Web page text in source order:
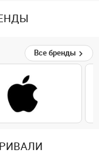
Все бренды